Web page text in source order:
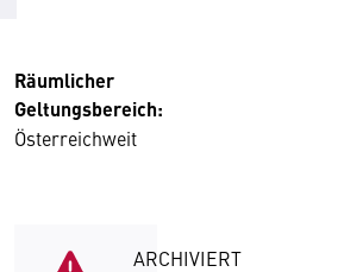
Räumlicher
Geltungsbereich:
Österreichweit
ARCHIVIERT